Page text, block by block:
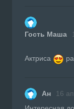
Гость Маша
Актриса
Ан 16